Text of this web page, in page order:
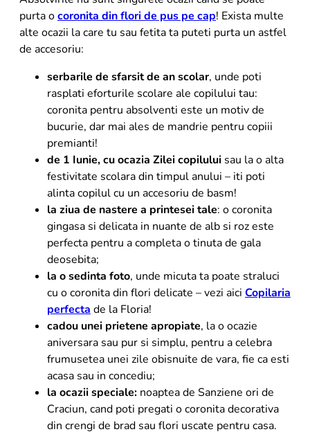
purta ocoronita din flori de pus pe cap! Exista multe
alte ocazii la care tu sau fetita ta puteti purta un astfel
de accesoriu:
serbarile de sfarsit de an scolar, unde poti
rasplati eforturile scolare ale copilului tau:
coronita pentru absolventi este un motiv de
bucurie, dar mai ales de mandrie pentru copiii
premianti!
de 1 Iunie, cu ocazia Zilei copilului sau la o alta
festivitate scolara din timpul anului – iti poti
alinta copilul cu un accesoriu de basm!
la ziua de nastere a printesei tale: o coronita
gingasa si delicata in nuante de alb si roz este
perfecta pentru a completa o tinuta de gala
deosebita;
la o sedinta foto, unde micuta ta poate straluci
cu o coronita din flori delicate – vezi aici Copilaria
perfecta de la Floria!
cadou unei prietene apropiate, la o ocazie
aniversara sau pur si simplu, pentru a celebra
frumusetea unei zile obisnuite de vara, fie ca esti
acasa sau in concediu;
la ocazii speciale: noaptea de Sanziene ori de
Craciun, cand poti pregati o coronita decorativa
din crengi de brad sau flori uscate pentru casa.